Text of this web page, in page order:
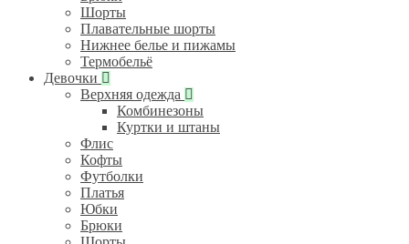
Шорты
Плавательные шорты
Нижнее белье и пижамы
Термобельё
Девочки
Верхняя одежда
Комбинезоны
Куртки и штаны
Флис
Кофты
Футболки
Платья
Юбки
Брюки